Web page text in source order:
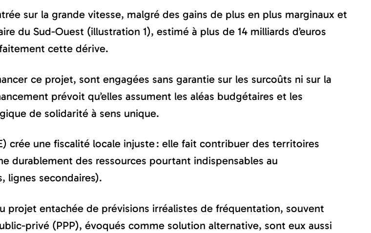
sur la grande vitesse, malgré des gains de plus en plus marginaux et
du Sud-Ouest (illustration 1), estimé à plus de 14 milliards d’euros
cette dérive.
ce projet, sont engagées sans garantie sur les surcoûts ni sur la
prévoit qu’elles assument les aléas budgétaires et les
de solidarité à sens unique.
crée une fiscalité locale injuste : elle fait contribuer des territoires
durablement des ressources pourtant indispensables au
lignes secondaires).
projet entachée de prévisions irréalistes de fréquentation, souvent
privé (PPP), évoqués comme solution alternative, sont eux aussi